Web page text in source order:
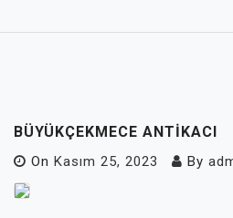
BÜYÜKÇEKMECE ANTIKACI
On Kasım 25, 2023 By